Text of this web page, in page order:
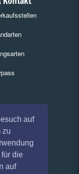
auf
zu
für die
auf